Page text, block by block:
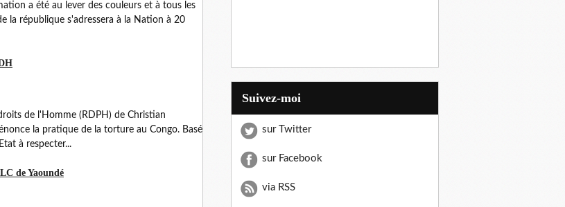
a été au lever des couleurs et à tous les
la république s'adressera à la Nation à 20
de l'Homme (RDPH) de Christian
la pratique de la torture au Congo. Basé
à respecter...
de Yaoundé
Suivez-moi
sur Twitter
sur Facebook
via RSS